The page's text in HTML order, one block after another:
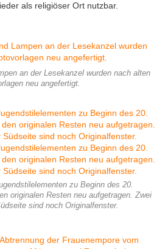
als religiöser Ort nutzbar.
an der Lesekanzel wurden nach alten
neu angefertigt.
zu Beginn des 20.
originalen Resten neu aufgetragen. Zwei
sind noch Originalfenster.